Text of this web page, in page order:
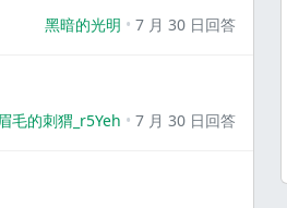
黑暗的光明 7 月 30 日回答
毛的刺猬_r5Yeh 7 月 30 日回答